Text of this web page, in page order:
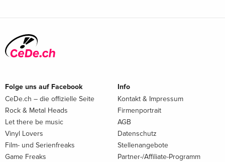
Folge uns auf Facebook
CeDe.ch – die offizielle Seite
Rock & Metal Heads
Let there be music
Vinyl Lovers
Film- und Serienfreaks
Game Freaks
Info
Kontakt & Impressum
Firmenportrait
AGB
Datenschutz
Stellenangebote
Partner-/Affiliate-Programm